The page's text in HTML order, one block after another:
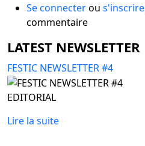
Se connecterou s'inscrire
commentaire
LATEST NEWSLETTER
FESTIC NEWSLETTER #4
EDITORIAL
Lire la suite